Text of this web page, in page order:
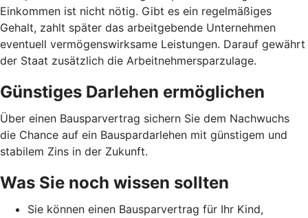
Einkommen ist nicht nötig. Gibt es ein regelmäßiges
Gehalt, zahlt später das arbeitgebende Unternehmen
eventuell vermögenswirksame Leistungen. Darauf gewährt
der Staat zusätzlich die Arbeitnehmer­spar­zulage.
Günstiges Darlehen ermöglichen
Über einen Bausparvertrag sichern Sie dem Nachwuchs
die Chance auf ein Bauspardarlehen mit günstigem und
stabilem Zins in der Zukunft.
Was Sie noch wissen sollten
Sie können einen Bausparvertrag für Ihr Kind,